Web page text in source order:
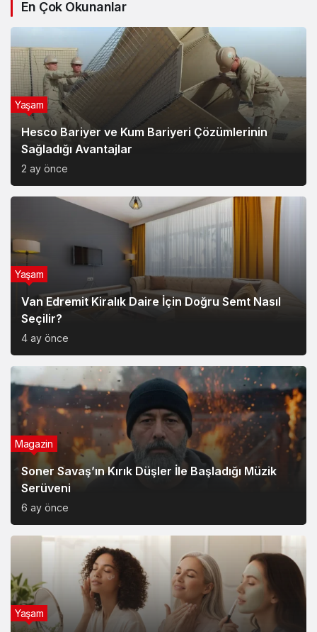
En Çok Okunanlar
Hesco Bariyer ve Kum Bariyeri Çözümlerinin
Sağladığı Avantajlar
2 ay önce
Yaşam
Van Edremit Kiralık Daire İçin Doğru Semt Nasıl
Seçilir?
4 ay önce
Yaşam
Soner Savaş’ın Kırık Düşler İle Başladığı Müzik
Serüveni
6 ay önce
Magazin
Yaşam